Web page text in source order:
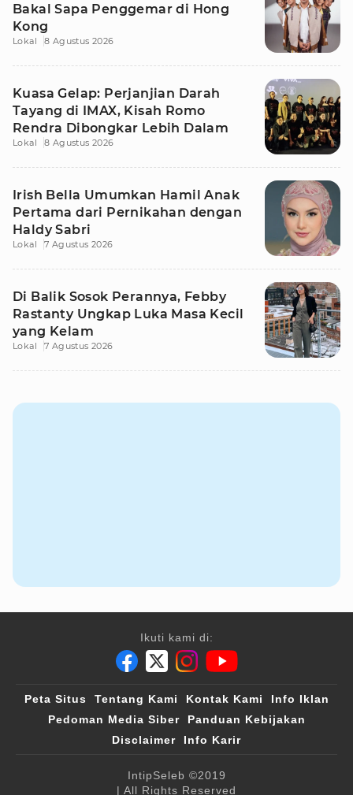
Bakal Sapa Penggemar di Hong
Kong
Lokal 8 Agustus 2026
Kuasa Gelap: Perjanjian Darah
Tayang di IMAX, Kisah Romo
Rendra Dibongkar Lebih Dalam
Lokal 8 Agustus 2026
Irish Bella Umumkan Hamil Anak
Pertama dari Pernikahan dengan
Haldy Sabri
Lokal 7 Agustus 2026
Di Balik Sosok Perannya, Febby
Rastanty Ungkap Luka Masa Kecil
yang Kelam
Lokal 7 Agustus 2026
Ikuti kami di:
Peta Situs Tentang Kami Kontak Kami
Info Iklan
Pedoman Media Siber
Panduan Kebijakan
Disclaimer
Info Karir
IntipSeleb ©2019
| All Rights Reserved